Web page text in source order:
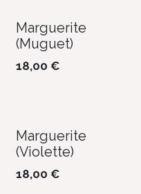
Marguerite
(Muguet)
18,00 €
Marguerite
(Violette)
18,00 €